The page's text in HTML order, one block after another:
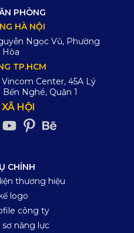
PHÒNG
HÀ NỘI
Ngọc Vũ, Phường
Hòa
TP.HCM
Vincom Center, 45A Lý
Nghé, Quận 1
HỘI
CHÍNH
thương hiệu
logo
công ty
sơ năng lực